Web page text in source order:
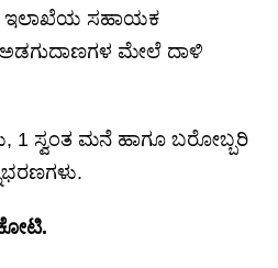
ಇಲಾಖೆಯ ಸಹಾಯಕ
ಮೇಲೆ ದಾಳಿ
1 ಸ್ವಂತ ಮನೆ ಹಾಗೂ ಬರೋಬ್ಬರಿ
ಕೋಟಿ.